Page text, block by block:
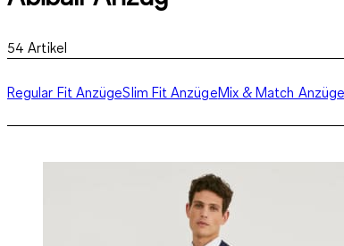
54 Artikel
Regular Fit AnzügeSlim Fit AnzügeMix & Match